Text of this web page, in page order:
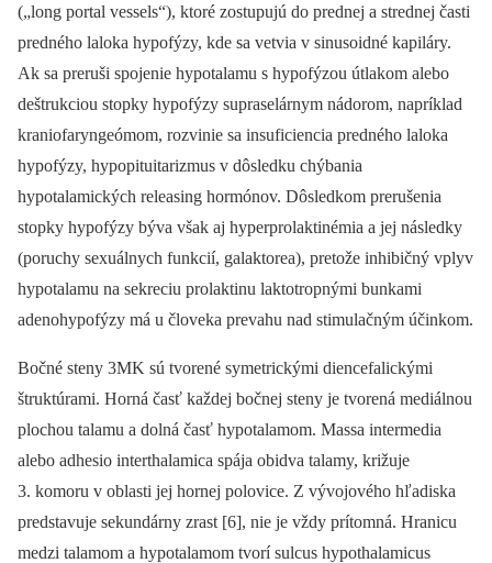
(„long portal vessels“), ktoré zostupujú do prednej a strednej časti
predného laloka hypofýzy, kde sa vetvia v sinusoidné kapiláry.
Ak sa preruši spojenie hypotalamu s hypofýzou útlakom alebo
deštrukciou stopky hypofýzy supraselárnym nádorom, napríklad
kraniofaryngeómom, rozvinie sa insuficiencia predného laloka
hypofýzy, hypopituitarizmus v dôsledku chýbania
hypotalamických releasing hormónov. Dôsledkom prerušenia
stopky hypofýzy býva však aj hyperprolaktinémia a jej následky
(poruchy sexuálnych funkcií, galaktorea), pretože inhibičný vplyv
hypotalamu na sekreciu prolaktinu laktotropnými bunkami
adenohypofýzy má u človeka prevahu nad stimulačným účinkom.
Bočné steny 3MK sú tvorené symetrickými diencefalickými
štruktúrami. Horná časť každej bočnej steny je tvorená mediálnou
plochou talamu a dolná časť hypotalamom. Massa intermedia
alebo adhesio interthalamica spája obidva talamy, križuje
3. komoru v oblasti jej hornej polovice. Z vývojového hľadiska
predstavuje sekundárny zrast [6], nie je vždy prítomná. Hranicu
medzi talamom a hypotalamom tvorí sulcus hypothalamicus